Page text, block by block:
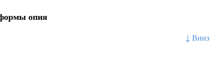
↓ Вниз
опия